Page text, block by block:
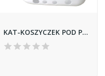
KAT-KOSZYCZEK POD PRYSZNIC